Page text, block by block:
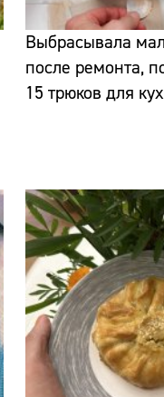
Выбрасывала
после ремонта,
15 трюков для